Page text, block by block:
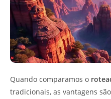
Quando comparamos o
tradicionais, as vantagens